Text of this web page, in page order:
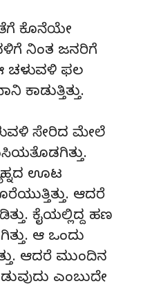
ಕೊನೆಯೇ
ನಿಂತ ಜನರಿಗೆ
ಚಳುವಳಿ ಫಲ
ಕಾಡುತ್ತಿತ್ತು.
ಸೇರಿದ ಮೇಲೆ
ಊಟ
ಆದರೆ
ಕೈಯಲ್ಲಿದ್ದ ಹಣ
ಆ ಒಂದು
ಆದರೆ ಮುಂದಿನ
ಎಂಬುದೇ